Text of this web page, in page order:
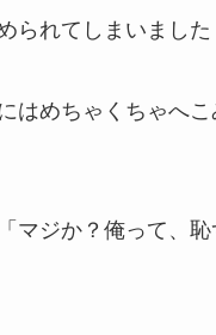
られてしまいました
はめちゃくちゃへ
マジか？俺って、